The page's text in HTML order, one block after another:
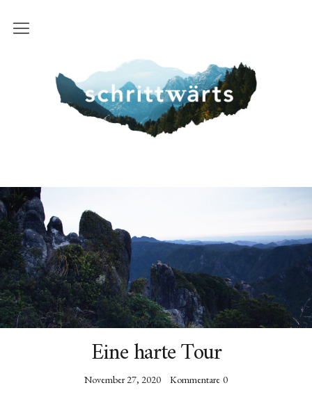
schrittwaerts
Start
Über uns
Route
INSTAGRAM
Folge mir!
Eine harte Tour
November 27, 2020 Kommentare 0